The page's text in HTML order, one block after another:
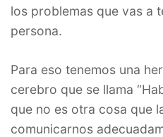
los problemas que vas a
persona.
Para eso tenemos una
cerebro que se llama
que no es otra cosa que
comunicarnos